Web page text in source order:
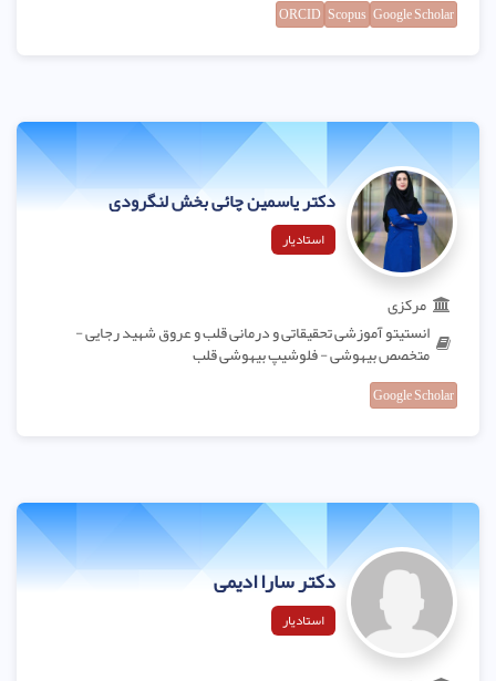
Google Scholar
Scopus
ORCID
دکتر یاسمین چائی بخش لنگرودی
استادیار
مرکزی
انستیتو آموزشی تحقیقاتی و درمانی قلب و عروق شهید رجایی -
متخصص بیهوشی - فلوشیپ بیهوشی قلب
Google Scholar
دکتر سارا ادیمی
استادیار